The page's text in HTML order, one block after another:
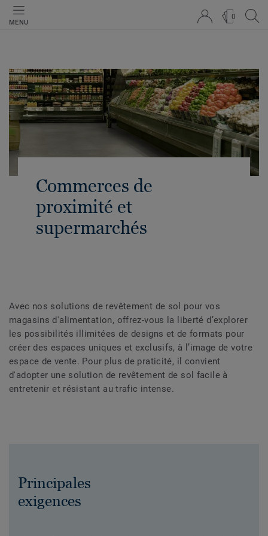
MENU
0
Commerces de
proximité et
supermarchés
Avec nos solutions de revêtement de sol pour vos
magasins d'alimentation, offrez-vous la liberté d’explorer
les possibilités illimitées de designs et de formats pour
créer des espaces uniques et exclusifs, à l’image de votre
espace de vente. Pour plus de praticité, il convient
d'adopter une solution de revêtement de sol facile à
entretenir et résistant au trafic intense.
Principales
exigences